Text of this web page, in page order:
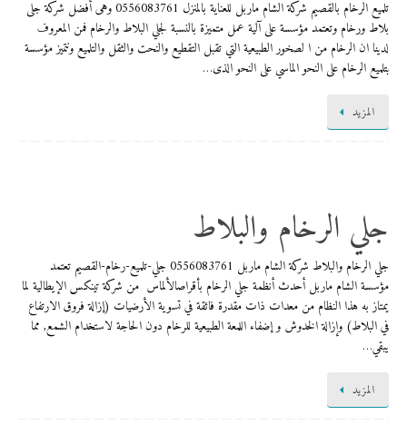
تلميع الرخام بالقصيم شركة الشام ماربل للعناية بالمنزل 0556083761 وهى أفضل شركة جلى
بلاط ورخام وتعتمد مؤسسة على آلية عمل متميزة بالنسبة لجلي البلاط والرخام فمن المعروف
لدينا ان الرخام من ا لصخور الطبيعية التي تقبل التقطيع والنحت والثقل والتلميع ونتميز مؤسسة
بتلميع الرخام على النحو الماسي على النحو الذى…
المزيد
جلي الرخام والبلاط
جلي الرخام والبلاط شركة الشام ماربل 0556083761 ​جلي-تلميع-رخام-القصيم تعتمد
مؤسسة الشام ماربل أحدث أنظمة جلي الرخام بأقراصالألماس من شركة تينكس الإيطالية لما
يمتاز به هذا النظام من معدات ذات مقدرة فائقة في تسوية الأرضيات (إزالة فروق الارتفاع
في البلاط) وإزالة الخدوش و إضفاء اللمعة الطبيعية للرخام دون الحاجة لاستخدام الشمع, مما
يبقي…
المزيد